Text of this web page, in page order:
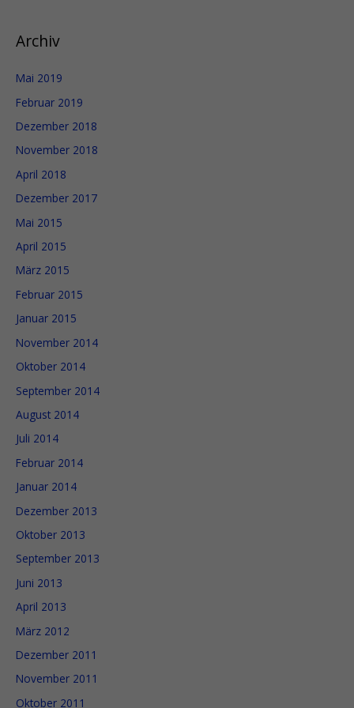
:Archiv
Mai 2019
Februar 2019
Dezember 2018
November 2018
April 2018
Dezember 2017
Mai 2015
April 2015
März 2015
Februar 2015
Januar 2015
November 2014
Oktober 2014
September 2014
August 2014
Juli 2014
Februar 2014
Januar 2014
Dezember 2013
Oktober 2013
September 2013
Juni 2013
April 2013
März 2012
Dezember 2011
November 2011
Oktober 2011